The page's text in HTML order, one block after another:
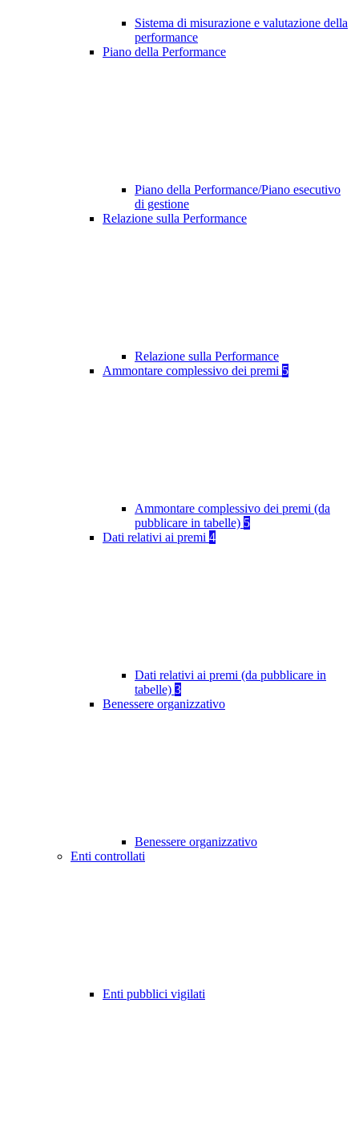
Sistema di misurazione e valutazione della
performance
Piano della Performance
Piano della Performance/Piano esecutivo
di gestione
Relazione sulla Performance
Relazione sulla Performance
Ammontare complessivo dei premi 5
Ammontare complessivo dei premi (da
pubblicare in tabelle) 5
Dati relativi ai premi 4
Dati relativi ai premi (da pubblicare in
tabelle) 3
Benessere organizzativo
Benessere organizzativo
Enti controllati
Enti pubblici vigilati